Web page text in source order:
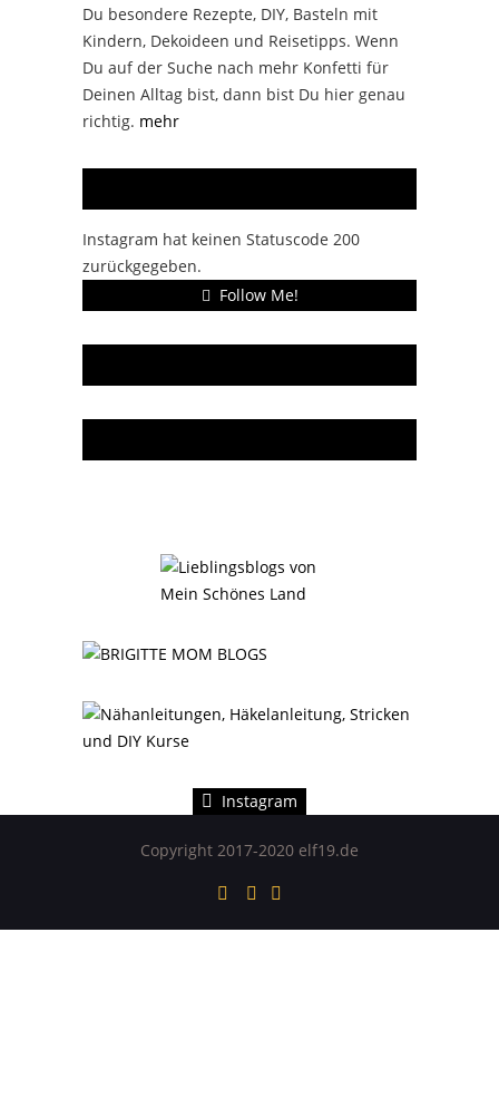
Du besondere Rezepte, DIY, Basteln mit
Kindern, Dekoideen und Reisetipps. Wenn
Du auf der Suche nach mehr Konfetti für
Deinen Alltag bist, dann bist Du hier genau
richtig. mehr
Instagram hat keinen Statuscode 200
zurückgegeben.
Follow Me!
Instagram
Instagram hat keinen Statuscode 200 zurückgegeben.
Copyright 2017-2020 elf19.de